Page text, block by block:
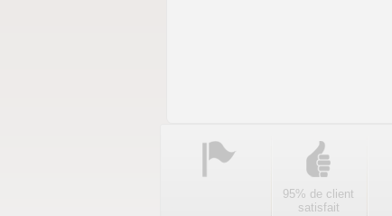
95% de client
satisfait